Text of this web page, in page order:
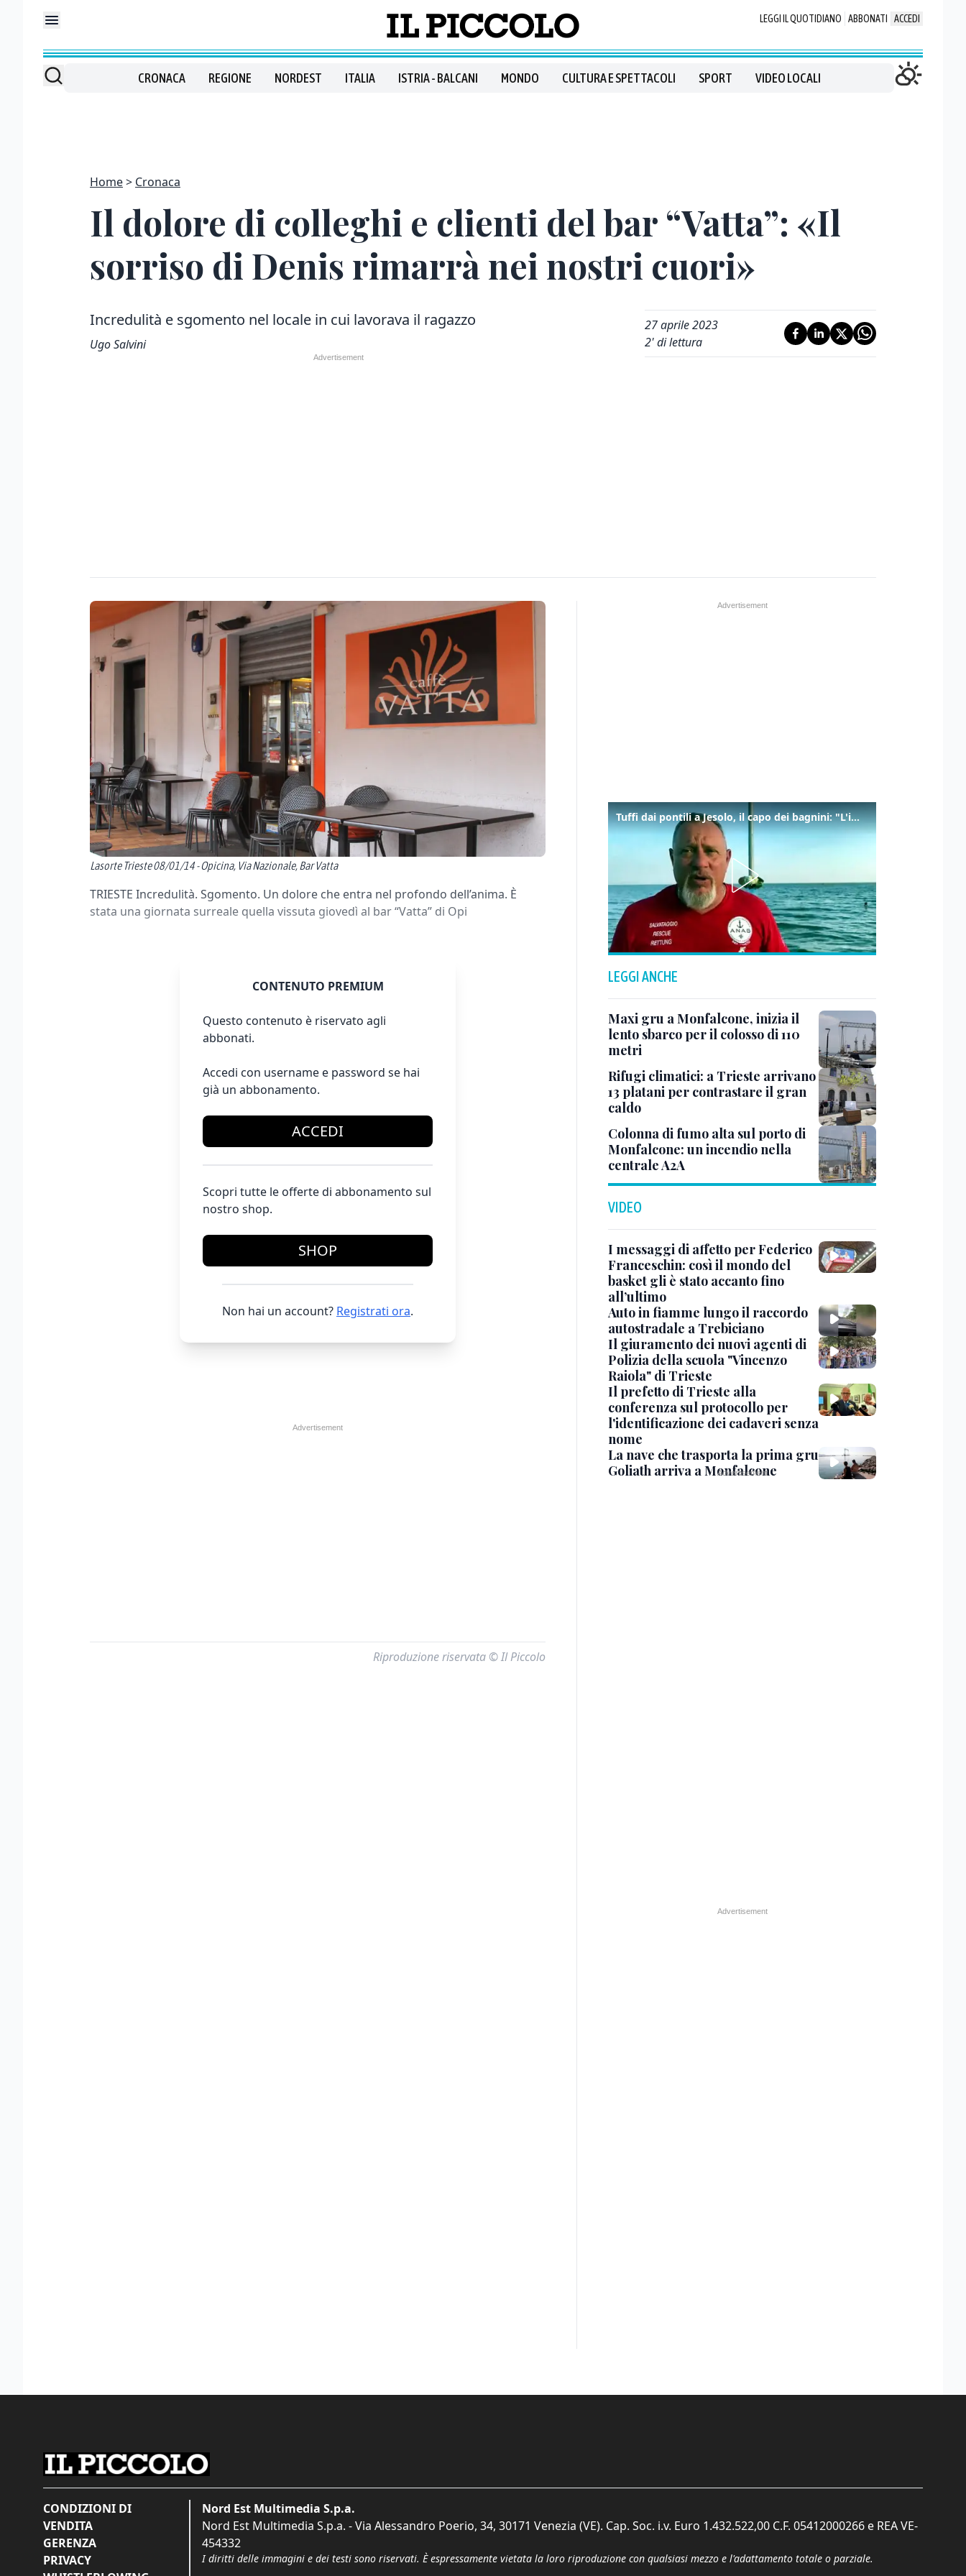
LEGGI IL QUOTIDIANO ABBONATI ACCEDI
CRONACA REGIONE NORDEST ITALIA ISTRIA - BALCANI MONDO CULTURA E SPETTACOLI SPORT VIDEO LOCALI
Home Cronaca
Il dolore di colleghi e clienti del bar “Vatta”: «Il
sorriso di Denis rimarrà nei nostri cuori»
Incredulità e sgomento nel locale in cui lavorava il ragazzo
Ugo Salvini
27 aprile 2023
2' di lettura
Lasorte Trieste 08/01/14 - Opicina, Via Nazionale, Bar Vatta
TRIESTE Incredulità. Sgomento. Un dolore che entra nel profondo dell’anima. È
stata una giornata surreale quella vissuta giovedì al bar “Vatta” di Opi
CONTENUTO PREMIUM
Questo contenuto è riservato agli
abbonati.
Accedi con username e password se hai
già un abbonamento.
ACCEDI
Scopri tutte le offerte di abbonamento sul
nostro shop.
SHOP
Non hai un account? Registrati ora.
Riproduzione riservata © Il Piccolo
Tuffi dai pontili a Jesolo, il capo dei bagnini: "L'impegno di tutti per evitare altre tragedie"
LEGGI ANCHE
Maxi gru a Monfalcone, inizia il
lento sbarco per il colosso di 110
metri
Rifugi climatici: a Trieste arrivano
13 platani per contrastare il gran
caldo
Colonna di fumo alta sul porto di
Monfalcone: un incendio nella
centrale A2A
VIDEO
I messaggi di affetto per Federico
Franceschin: così il mondo del
basket gli è stato accanto fino
all’ultimo
Auto in fiamme lungo il raccordo
autostradale a Trebiciano
Il giuramento dei nuovi agenti di
Polizia della scuola "Vincenzo
Raiola" di Trieste
Il prefetto di Trieste alla
conferenza sul protocollo per
l'identificazione dei cadaveri senza
nome
La nave che trasporta la prima gru
Goliath arriva a Monfalcone
CONDIZIONI DI
VENDITA
GERENZA
PRIVACY
Nord Est Multimedia S.p.a.
Nord Est Multimedia S.p.a. - Via Alessandro Poerio, 34, 30171 Venezia (VE). Cap. Soc. i.v. Euro 1.432.522,00 C.F. 05412000266 e REA VE-
454332
I diritti delle immagini e dei testi sono riservati. È espressamente vietata la loro riproduzione con qualsiasi mezzo e l'adattamento totale o parziale.